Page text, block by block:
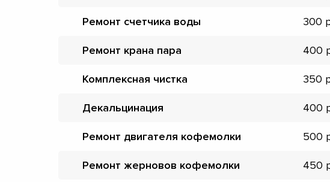
Ремонт счетчика воды 300
Ремонт крана пара 400
Комплексная чистка 350
Декальцинация 400
Ремонт двигателя кофемолки 500
Ремонт жерновов кофемолки 450